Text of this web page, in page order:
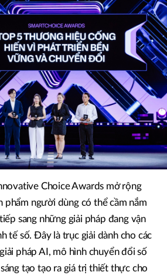
Choice Awards mở rộng
phẩm người dùng có thể cầm nắm
sang những giải pháp đang vận
tế số. Đây là trục giải dành cho các
pháp AI, mô hình chuyển đổi số
tạo tạo ra giá trị thiết thực cho